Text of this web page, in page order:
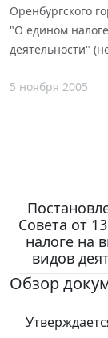
Оренбургского
"О едином
деятельности"
5 ноября 2005
Совета от
налоге на
видов
Обзор